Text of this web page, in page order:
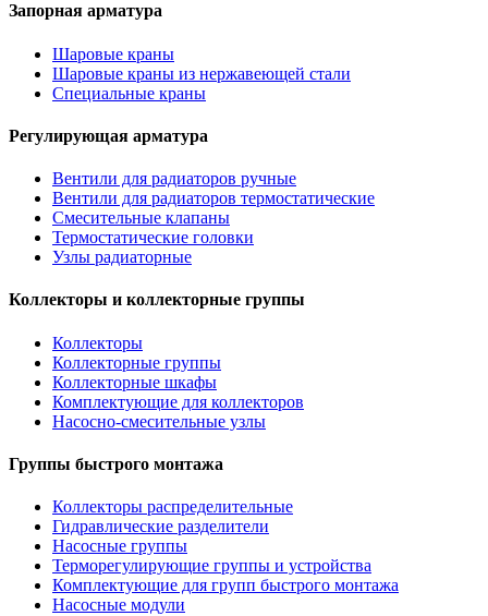
Запорная арматура
Шаровые краны
Шаровые краны из нержавеющей стали
Специальные краны
Регулирующая арматура
Вентили для радиаторов ручные
Вентили для радиаторов термостатические
Смесительные клапаны
Термостатические головки
Узлы радиаторные
Коллекторы и коллекторные группы
Коллекторы
Коллекторные группы
Коллекторные шкафы
Комплектующие для коллекторов
Насосно-смесительные узлы
Группы быстрого монтажа
Коллекторы распределительные
Гидравлические разделители
Насосные группы
Терморегулирующие группы и устройства
Комплектующие для групп быстрого монтажа
Насосные модули